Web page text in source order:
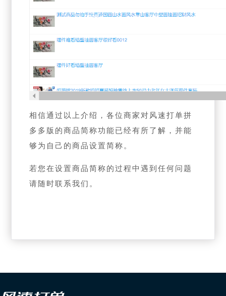
相信通过以上介绍，各位商家对风速打单拼
多多版的商品简称功能已经有所了解，并能
够为自己的商品设置简称。
若您在设置商品简称的过程中遇到任何问题
请随时联系我们。